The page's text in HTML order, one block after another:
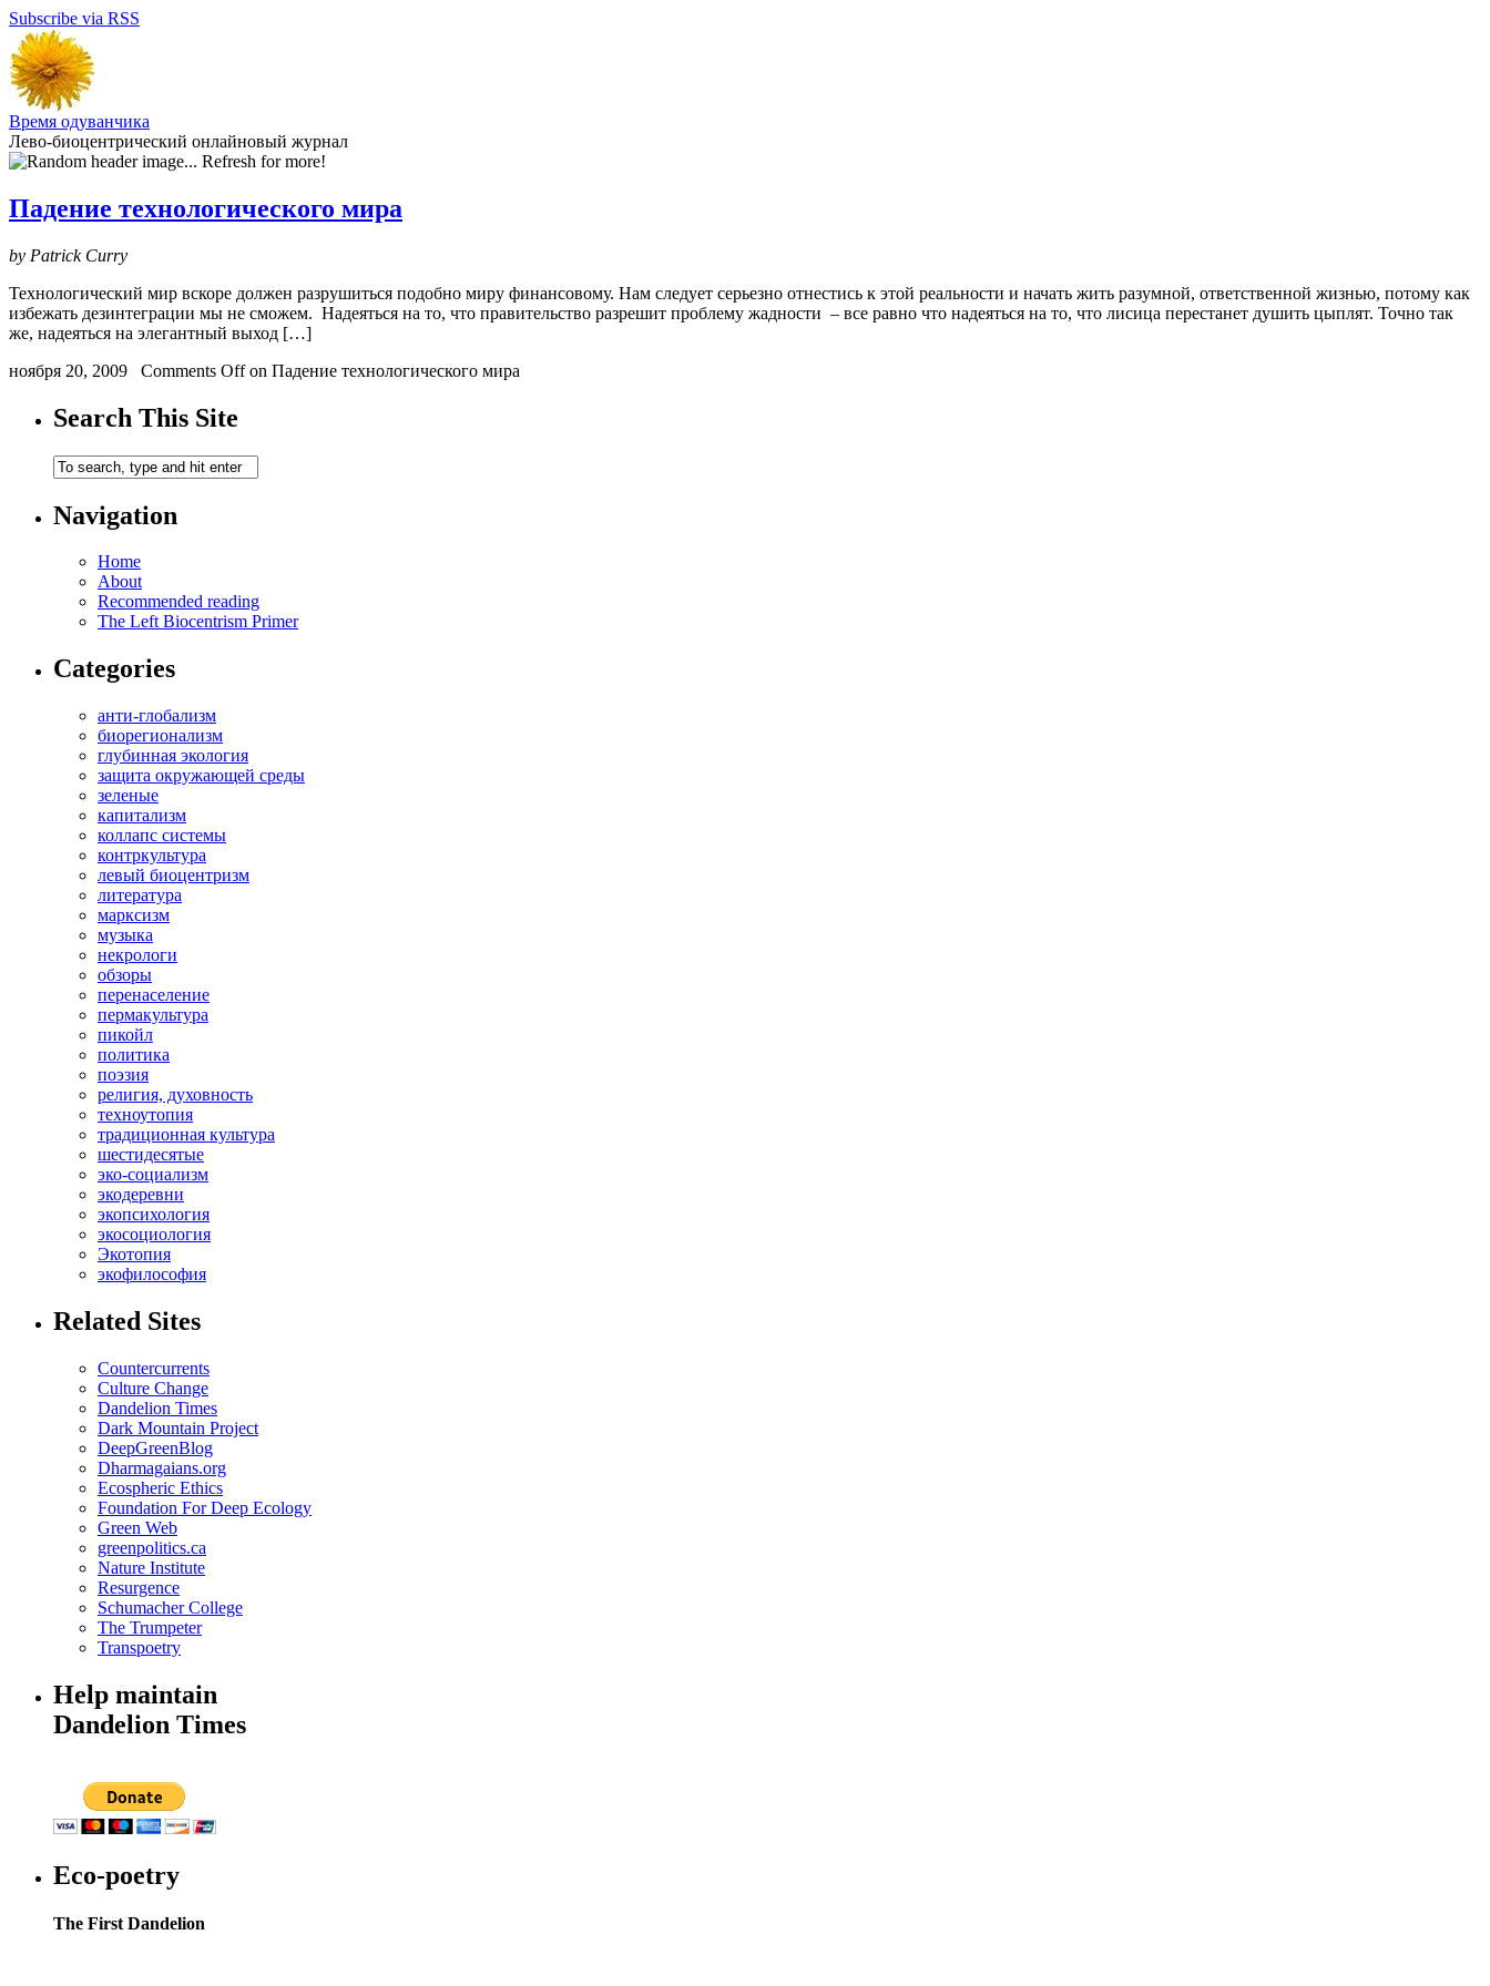
Subscribe via RSS
Время одуванчика
Лево-биоцентрический онлайновый журнал
Падение технологического мира
by Patrick Curry
Технологический мир вскоре должен разрушиться подобно миру финансовому. Нам следует серьезно отнестись к этой реальности и начать жить разумной, ответственной жизнью, потому как
избежать дезинтеграции мы не сможем. Надеяться на то, что правительство разрешит проблему жадности – все равно что надеяться на то, что лисица перестанет душить цыплят. Точно так
же, надеяться на элегантный выход […]
ноября 20, 2009
Comments Offon Падение технологического мира
Search This Site
Navigation
Home
About
Recommended reading
The Left Biocentrism Primer
Categories
анти-глобализм
биорегионализм
глубинная экология
защита окружающей среды
зеленые
капитализм
коллапс системы
контркультура
левый биоцентризм
литература
марксизм
музыка
некрологи
обзоры
перенаселение
пермакультура
пикойл
политика
поэзия
религия, духовность
техноутопия
традиционная культура
шестидесятые
эко-социализм
экодеревни
экопсихология
экосоциология
Экотопия
экофилософия
Related Sites
Countercurrents
Culture Change
Dandelion Times
Dark Mountain Project
DeepGreenBlog
Dharmagaians.org
Ecospheric Ethics
Foundation For Deep Ecology
Green Web
greenpolitics.ca
Nature Institute
Resurgence
Schumacher College
The Trumpeter
Transpoetry
Help maintain
Dandelion Times
Eco-poetry
The First Dandelion